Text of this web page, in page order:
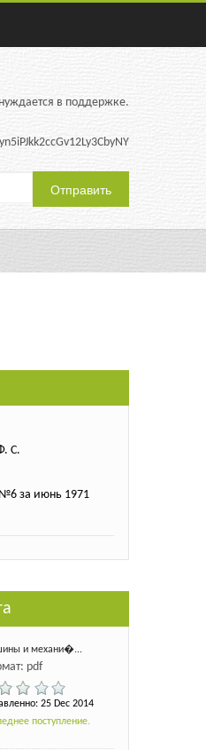
в поддержке.
С.
за июнь 1971
и механи�...
pdf
25 Dec 2014
поступление.